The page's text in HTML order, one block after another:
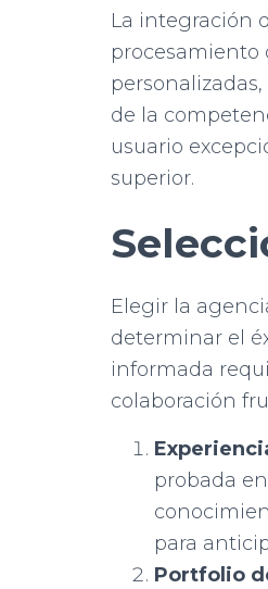
La integración
procesamiento
de la
usuario
superior.
Elegir la
determinar el
informada
colaboración
probada
para
Portfolio